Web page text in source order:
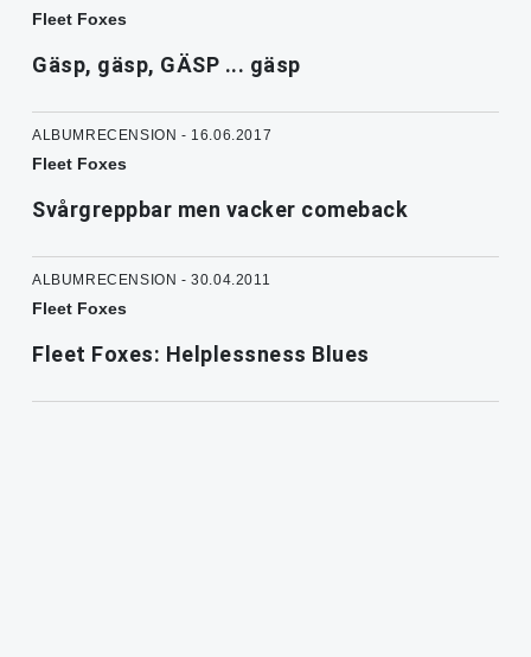
Fleet Foxes
Gäsp, gäsp, GÄSP ... gäsp
ALBUMRECENSION - 16.06.2017
Fleet Foxes
Svårgreppbar men vacker comeback
ALBUMRECENSION - 30.04.2011
Fleet Foxes
Fleet Foxes: Helplessness Blues